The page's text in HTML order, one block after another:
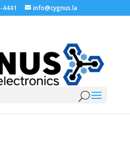
4441 info@cygnus.la